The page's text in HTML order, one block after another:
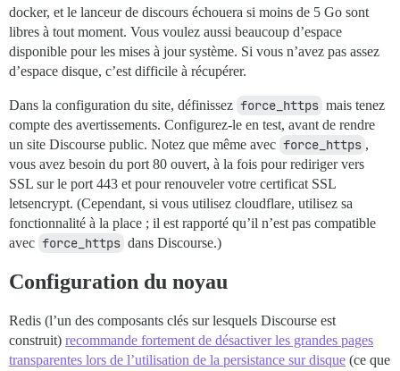
docker, et le lanceur de discours échouera si moins de 5 Go sont
libres à tout moment. Vous voulez aussi beaucoup d’espace
disponible pour les mises à jour système. Si vous n’avez pas assez
d’espace disque, c’est difficile à récupérer.
Dans la configuration du site, définissez force_https mais tenez
compte des avertissements. Configurez-le en test, avant de rendre
un site Discourse public. Notez que même avec force_https ,
vous avez besoin du port 80 ouvert, à la fois pour rediriger vers
SSL sur le port 443 et pour renouveler votre certificat SSL
letsencrypt. (Cependant, si vous utilisez cloudflare, utilisez sa
fonctionnalité à la place ; il est rapporté qu’il n’est pas compatible
avec force_https dans Discourse.)
Configuration du noyau
Redis (l’un des composants clés sur lesquels Discourse est
construit) recommande fortement de désactiver les grandes pages
transparentes lors de l’utilisation de la persistance sur disque (ce que